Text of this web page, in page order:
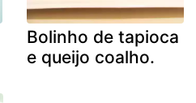
Bolinho de tapioca
e queijo coalho.